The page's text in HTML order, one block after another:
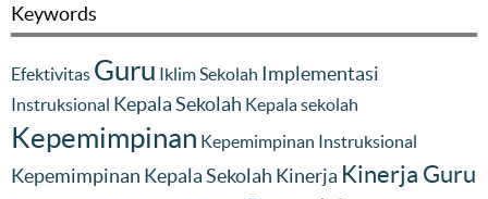
Keywords
Efektivitas Guru Iklim Sekolah Implementasi
Instruksional Kepala Sekolah Kepala sekolah
Kepemimpinan Kepemimpinan Instruksional
Kepemimpinan Kepala Sekolah Kinerja Kinerja Guru